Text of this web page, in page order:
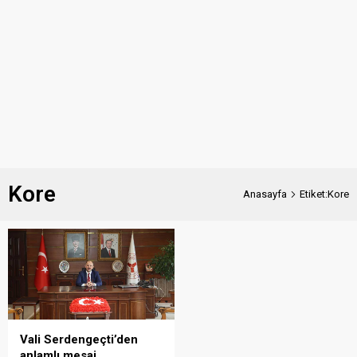
Kore Anasayfa Etiket:Kore
Vali Serdengeçti’den